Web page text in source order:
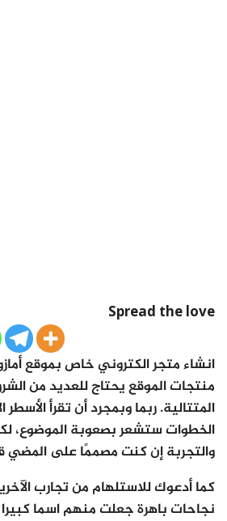
Spread the love
انشاء متجر الكتروني خاص بموقع
منتجات الموقع يحتاج للعديد من
المتتالية. ربما وبمجرد أن تقرأ
الخطوات ستشعر بصعوبة الموضوع،
والتجربة إن كنت مصممًا على المضي
كما أدعوك للاستلهام من تجارب
نجاحات باهرة جعلت منهم اسما